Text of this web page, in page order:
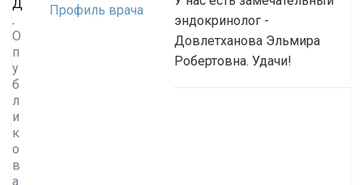
Д
.
О
п
у
б
л
и
к
о
в
а
Профиль врача
эндокринолог -
Довлетханова Эльмира
Робертовна. Удачи!